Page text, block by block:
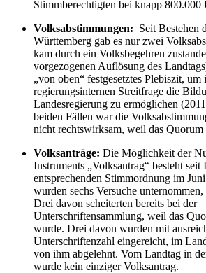
Stimmberechtigten bei knapp
Volksabstimmungen: Seit Bestehen
Württemberg gab es nur zwei
kam durch ein Volksbegehren
vorgezogenen Auflösung des
„von oben“ festgesetztes Plebiszit, um
regierungsinternen Streitfrage die
Landesregierung zu ermöglichen
beiden Fällen war die
nicht rechtswirksam, weil das
Volksanträge: Die Möglichkeit der
Instruments „Volksantrag“ besteht seit
entsprechenden Stimmordnung im
wurden sechs Versuche
Drei davon scheiterten bereits bei der
Unterschriftensammlung, weil das
wurde. Drei davon wurden mit
Unterschriftenzahl eingereicht, im
von ihm abgelehnt. Vom Landtag in
wurde kein einziger Volksantrag.